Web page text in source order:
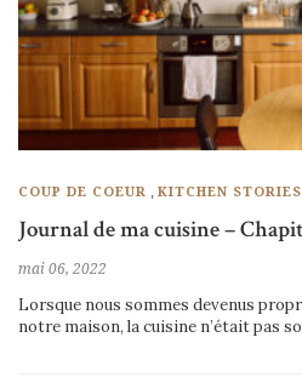
COUP DE COEUR KITCHEN STORIES
Journal de ma cuisine –
mai 06, 2022
Lorsque nous sommes devenus
notre maison, la cuisine n’était pas